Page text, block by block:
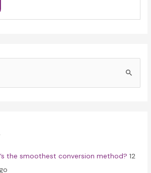
the smoothest conversion method? 12